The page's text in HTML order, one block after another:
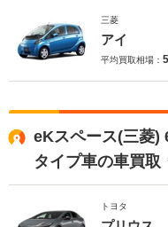
三菱
アイ
平均買取相場：
eKスペース(三菱)
タイプ車の車買取
トヨタ